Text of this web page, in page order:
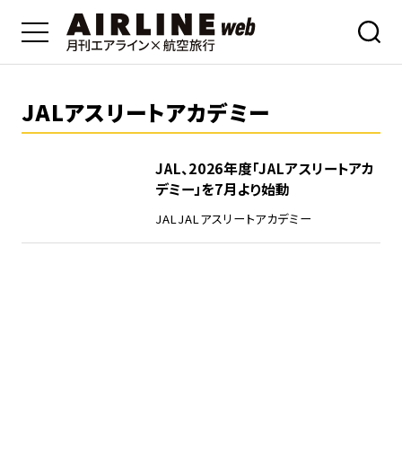
JALアスリートアカデミー
JAL、2026年度「JALアスリートアカ
デミー」を7月より始動
JALJALアスリートアカデミー